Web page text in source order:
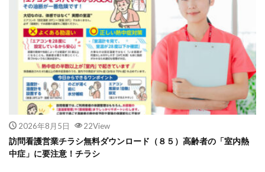
2026年8月5日 22View
訪問看護営業チラシ無料ダウンロード（８５）高齢者の「室内熱
中症」に要注意！チラシ